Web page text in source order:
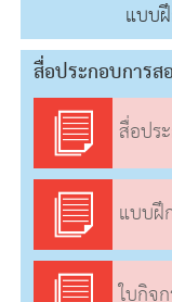
แบบ
สื่อประกอบการส
สื่อประกอบกา
แบบฝึกหัดประ